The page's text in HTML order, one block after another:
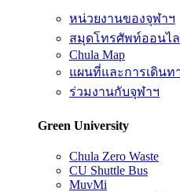
หน่วยงานของจุฬาฯ
สมุดโทรศัพท์ออนไ
Chula Map
แผนที่และการเดินท
ร่วมงานกับจุฬาฯ
Green University
Chula Zero Waste
CU Shuttle Bus
MuvMi